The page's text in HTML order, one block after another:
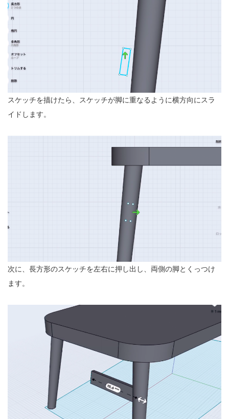
スケッチを描けたら、スケッチが脚に重なるように横方向にスラ
イドします。
次に、長方形のスケッチを左右に押し出し、両側の脚とくっつけ
ます。